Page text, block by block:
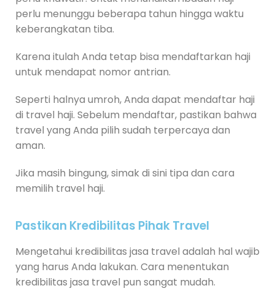
perlu menunggu beberapa tahun hingga waktu
keberangkatan tiba.
Karena itulah Anda tetap bisa mendaftarkan haji
untuk mendapat nomor antrian.
Seperti halnya umroh, Anda dapat mendaftar haji
di travel haji. Sebelum mendaftar, pastikan bahwa
travel yang Anda pilih sudah terpercaya dan
aman.
Jika masih bingung, simak di sini tipa dan cara
memilih travel haji.
Pastikan Kredibilitas Pihak Travel
Mengetahui kredibilitas jasa travel adalah hal wajib
yang harus Anda lakukan. Cara menentukan
kredibilitas jasa travel pun sangat mudah.